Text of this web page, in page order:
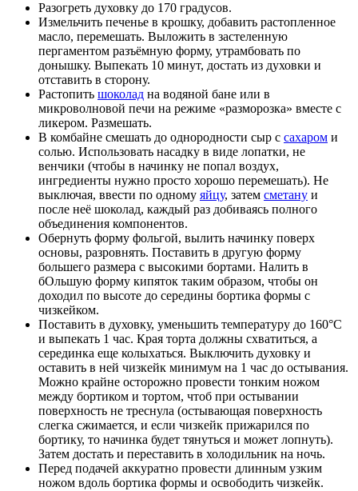
Разогреть духовку до 170 градусов.
Измельчить печенье в крошку, добавить растопленное
масло, перемешать. Выложить в застеленную
пергаментом разъёмную форму, утрамбовать по
донышку. Выпекать 10 минут, достать из духовки и
отставить в сторону.
Растопить шоколад на водяной бане или в
микроволновой печи на режиме «разморозка» вместе с
ликером. Размешать.
В комбайне смешать до однородности сыр с сахаром и
солью. Использовать насадку в виде лопатки, не
венчики (чтобы в начинку не попал воздух,
ингредиенты нужно просто хорошо перемешать). Не
выключая, ввести по одному яйцу, затем сметану и
после неё шоколад, каждый раз добиваясь полного
объединения компонентов.
Обернуть форму фольгой, вылить начинку поверх
основы, разровнять. Поставить в другую форму
большего размера с высокими бортами. Налить в
бОльшую форму кипяток таким образом, чтобы он
доходил по высоте до середины бортика формы с
чизкейком.
Поставить в духовку, уменьшить температуру до 160°C
и выпекать 1 час. Края торта должны схватиться, а
серединка еще колыхаться. Выключить духовку и
оставить в ней чизкейк минимум на 1 час до остывания.
Можно крайне осторожно провести тонким ножом
между бортиком и тортом, чтоб при остывании
поверхность не треснула (остывающая поверхность
слегка сжимается, и если чизкейк прижарился по
бортику, то начинка будет тянуться и может лопнуть).
Затем достать и переставить в холодильник на ночь.
Перед подачей аккуратно провести длинным узким
ножом вдоль бортика формы и освободить чизкейк.